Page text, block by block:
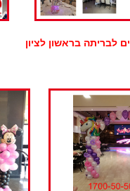
לבריתה בראשון לציון